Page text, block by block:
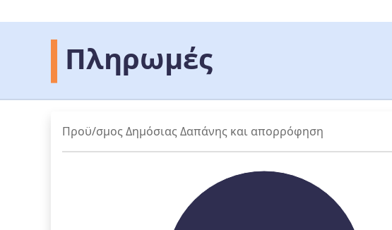
Πληρωμές
Προϋ/σμος Δημόσιας Δαπάνης και απορρόφηση